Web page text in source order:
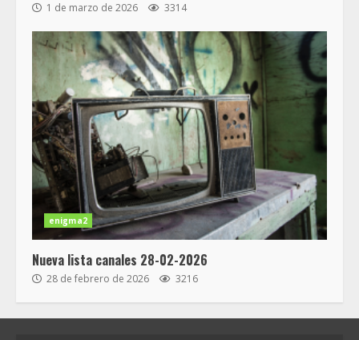
1 de marzo de 2026 3314
enigma2
Nueva lista canales 28-02-2026
28 de febrero de 2026 3216